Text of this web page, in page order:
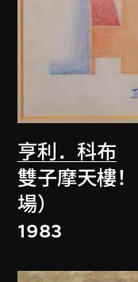
亨利．科布
雙子摩天樓
場）
1983